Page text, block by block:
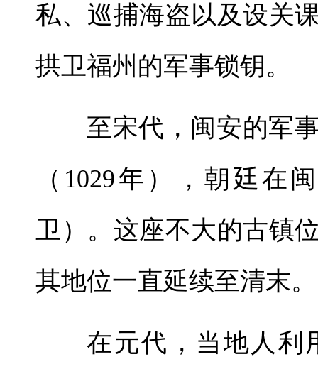
私、巡捕海盗以及设关
拱卫福州的军事锁钥。
至宋代，闽安的军
（1029年），朝廷在
卫）。这座不大的古镇
其地位一直延续至清末。
在元代，当地人利